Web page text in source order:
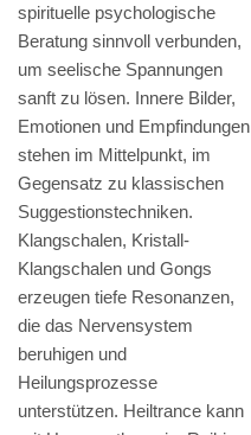
spirituelle psychologische
Beratung sinnvoll verbunden,
um seelische Spannungen
sanft zu lösen. Innere Bilder,
Emotionen und Empfindungen
stehen im Mittelpunkt, im
Gegensatz zu klassischen
Suggestionstechniken.
Klangschalen, Kristall-
Klangschalen und Gongs
erzeugen tiefe Resonanzen,
die das Nervensystem
beruhigen und
Heilungsprozesse
unterstützen. Heiltrance kann